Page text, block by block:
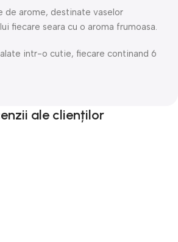
arome, destinate vaselor
fiecare seara cu o aroma frumoasa.
intr-o cutie, fiecare continand 6
ale clienților